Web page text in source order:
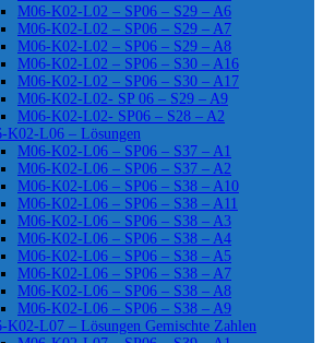
M06-K02-L02 – SP06 – S29 – A6
M06-K02-L02 – SP06 – S29 – A7
M06-K02-L02 – SP06 – S29 – A8
M06-K02-L02 – SP06 – S30 – A16
M06-K02-L02 – SP06 – S30 – A17
M06-K02-L02- SP 06 – S29 – A9
M06-K02-L02- SP06 – S28 – A2
K02-L06 – Lösungen
M06-K02-L06 – SP06 – S37 – A1
M06-K02-L06 – SP06 – S37 – A2
M06-K02-L06 – SP06 – S38 – A10
M06-K02-L06 – SP06 – S38 – A11
M06-K02-L06 – SP06 – S38 – A3
M06-K02-L06 – SP06 – S38 – A4
M06-K02-L06 – SP06 – S38 – A5
M06-K02-L06 – SP06 – S38 – A7
M06-K02-L06 – SP06 – S38 – A8
M06-K02-L06 – SP06 – S38 – A9
K02-L07 – Lösungen Gemischte Zahlen